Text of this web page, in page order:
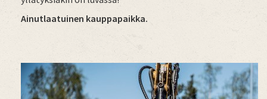
Ainutlaatuinen kauppapaikka.